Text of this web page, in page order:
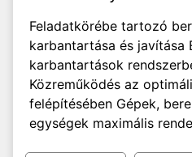
Feladatkörébe tartozó
karbantartása és javítása
karbantartások
Közreműködés az
felépítésében Gépek,
egységek maximális